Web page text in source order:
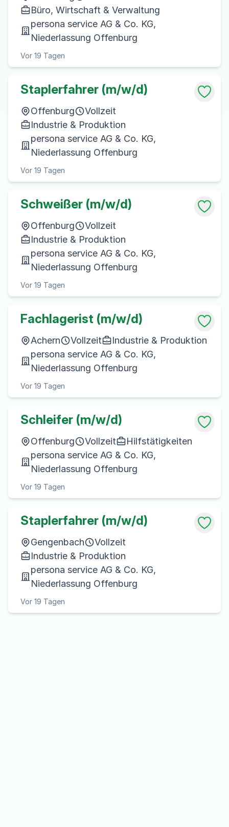
Büro, Wirtschaft & Verwaltung
persona service AG & Co. KG,
Niederlassung Offenburg
Vor 19 Tagen
Staplerfahrer (m/w/d)
Offenburg
Vollzeit
Industrie & Produktion
persona service AG & Co. KG,
Niederlassung Offenburg
Vor 19 Tagen
Schweißer (m/w/d)
Offenburg
Vollzeit
Industrie & Produktion
persona service AG & Co. KG,
Niederlassung Offenburg
Vor 19 Tagen
Fachlagerist (m/w/d)
Achern Vollzeit
Industrie & Produktion
persona service AG & Co. KG,
Niederlassung Offenburg
Vor 19 Tagen
Schleifer (m/w/d)
Offenburg Vollzeit
Hilfstätigkeiten
persona service AG & Co. KG,
Niederlassung Offenburg
Vor 19 Tagen
Staplerfahrer (m/w/d)
Gengenbach
Vollzeit
Industrie & Produktion
persona service AG & Co. KG,
Niederlassung Offenburg
Vor 19 Tagen